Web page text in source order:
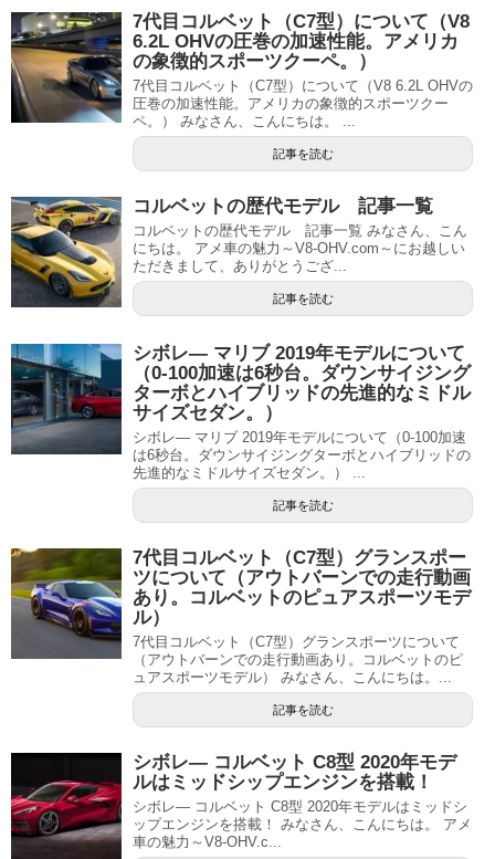
7代目コルベット（C7型）について（V8
6.2L OHVの圧巻の加速性能。アメリカ
の象徴的スポーツクーペ。）
7代目コルベット（C7型）について（V8 6.2L OHVの
圧巻の加速性能。アメリカの象徴的スポーツクー
ペ。） みなさん、こんにちは。 ...
記事を読む
コルベットの歴代モデル 記事一覧
コルベットの歴代モデル 記事一覧 みなさん、こん
にちは。 アメ車の魅力～V8-OHV.com～にお越しい
ただきまして、ありがとうござ...
記事を読む
シボレ― マリブ 2019年モデルについて
（0-100加速は6秒台。ダウンサイジング
ターボとハイブリッドの先進的なミドル
サイズセダン。）
シボレ― マリブ 2019年モデルについて（0-100加速
は6秒台。ダウンサイジングターボとハイブリッドの
先進的なミドルサイズセダン。） ...
記事を読む
7代目コルベット（C7型）グランスポー
ツについて（アウトバーンでの走行動画
あり。コルベットのピュアスポーツモデ
ル）
7代目コルベット（C7型）グランスポーツについて
（アウトバーンでの走行動画あり。コルベットのピ
ュアスポーツモデル） みなさん、こんにちは。...
記事を読む
シボレ― コルベット C8型 2020年モデ
ルはミッドシップエンジンを搭載！
シボレ― コルベット C8型 2020年モデルはミッドシ
ップエンジンを搭載！ みなさん、こんにちは。 アメ
車の魅力～V8-OHV.c...